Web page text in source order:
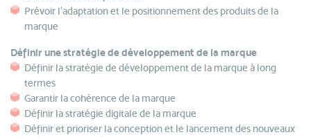
Prévoir l’adaptation et le positionnement des produits de la
marque
Définir une stratégie de développement de la marque
Définir la stratégie de développement de la marque à long
termes
Garantir la cohérence de la marque
Définir la stratégie digitale de la marque
Définir et prioriser la conception et le lancement des nouveaux